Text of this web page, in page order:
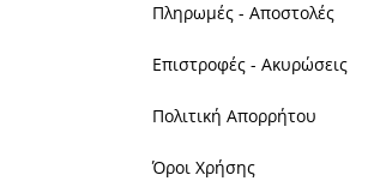
Πληρωμές - Αποστολές
Επιστροφές - Ακυρώσεις
Πολιτική Απορρήτου
Όροι Χρήσης